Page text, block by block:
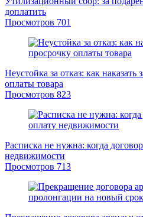
доплатить
Просмотров 701
Неустойка за отказ: как наказать
оплаты товара
Просмотров 823
Расписка не нужна: когда
недвижимости
Просмотров 713